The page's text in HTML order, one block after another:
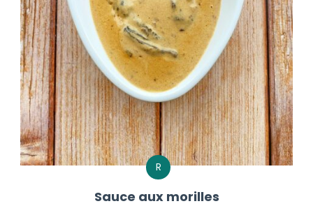
R
Sauce aux morilles